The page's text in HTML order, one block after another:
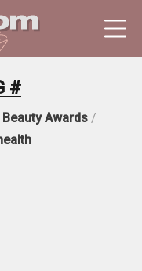
#
Beauty Awards /